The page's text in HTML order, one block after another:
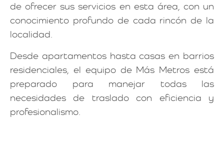
de ofrecer sus servicios en esta área, con un
conocimiento profundo de cada rincón de la
localidad.
Desde apartamentos hasta casas en barrios
residenciales, el equipo de Más Metros está
preparado para manejar todas las
necesidades de traslado con eficiencia y
profesionalismo.